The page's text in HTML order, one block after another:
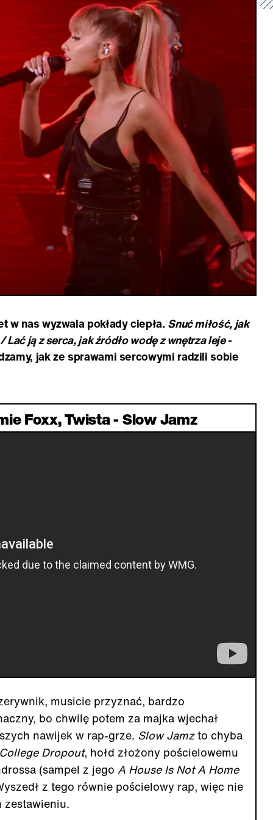
w nas wyzwala pokłady ciepła. Snuć miłość, jak
ją z serca, jak źródło wodę z wnętrza leje-
jak ze sprawami sercowymi radzili sobie
Foxx, Twista - Slow Jamz
musicie przyznać, bardzo
bo chwilę potem za majka wjechał
nawijek w rap-grze. Slow Jamzto chyba
Dropout, hołd złożony pościelowemu
(sampel z jego A House Is Not A Home
z tego równie pościelowy rap, więc nie
zestawieniu.